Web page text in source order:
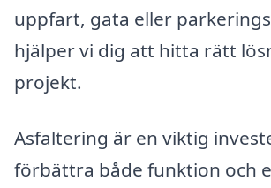
uppfart, gata eller
hjälper vi dig att hitta rätt
projekt.
Asfaltering är en viktig
förbättra både funktion och